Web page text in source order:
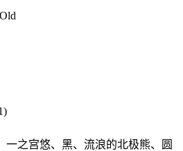
一之宫悠、黑、流浪的北极熊、圆